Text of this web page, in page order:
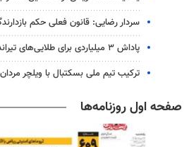
سردار رضایی: قانون فعلی حکم
پاداش ۳ میلیاردی برای طلایی‌های تیراندازی در ناگویا
ترکیب تیم ملی بسکتبال با ویلچر
صفحه اول روزنامه‌ها